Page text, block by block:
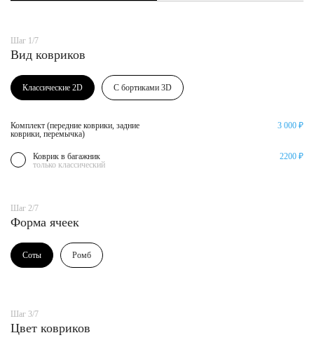
Шаг 1/7
Вид ковриков
Классические 2D С бортиками 3D
Комплект (передние коврики, задние
коврики, перемычка)
3 000 ₽
Коврик в багажник
только классический
2200 ₽
Шаг 2/7
Форма ячеек
Соты Ромб
Шаг 3/7
Цвет ковриков